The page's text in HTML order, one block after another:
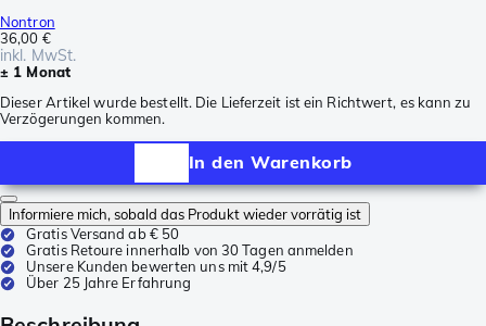
Nontron
36,00 €
inkl. MwSt.
± 1 Monat
Dieser Artikel wurde bestellt. Die Lieferzeit ist ein Richtwert, es kann zu
Verzögerungen kommen.
In den Warenkorb
Informiere mich, sobald das Produkt wieder vorrätig ist
Gratis Versand ab € 50
Gratis Retoure innerhalb von 30 Tagen anmelden
Unsere Kunden bewerten uns mit 4,9/5
Über 25 Jahre Erfahrung